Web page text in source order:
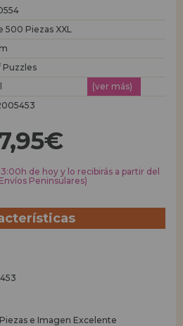
¿Quieres vender en tu negocio
especiales para la distribución.
500 Piezas XXL
Puzzles
(ver más)
de hoy y lo recibirás a partir del
Peninsulares)
e Imagen Excelente